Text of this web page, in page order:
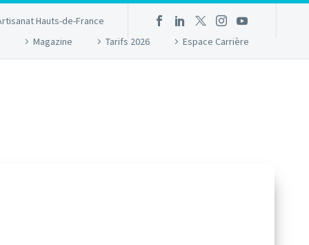
Hauts-de-France
Magazine
Tarifs 2026 Espace Carrière